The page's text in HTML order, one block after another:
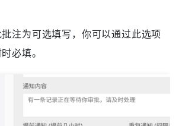
注为可选填写，你可以通过此选项
必填。